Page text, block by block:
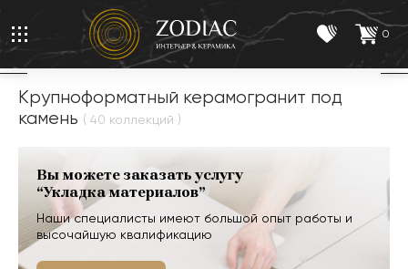
0
Крупноформатный керамогранит под
камень ( 40 коллекций )
Вы можете заказать услугу
“Укладка материалов”
Наши специалисты имеют большой опыт работы и
высочайшую квалификацию